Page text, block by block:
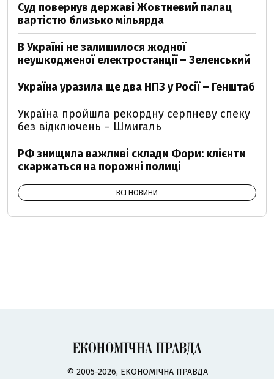
Суд повернув державі Жовтневий палац
вартістю близько мільярда
В Україні не залишилося жодної
неушкодженої електростанції – Зеленський
Україна уразила ще два НПЗ у Росії – Генштаб
Україна пройшла рекордну серпневу спеку
без відключень – Шмигаль
РФ знищила важливі склади Фори: клієнти
скаржаться на порожні полиці
ВСІ НОВИНИ
© 2005-2026, ЕКОНОМІЧНА ПРАВДА